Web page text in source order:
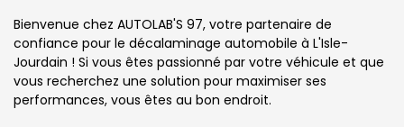
Bienvenue chez AUTOLAB'S 97, votre partenaire de
confiance pour le décalaminage automobile à L'Isle-
Jourdain ! Si vous êtes passionné par votre véhicule et que
vous recherchez une solution pour maximiser ses
performances, vous êtes au bon endroit.